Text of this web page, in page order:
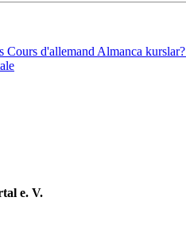
Cours d'allemand Almanca kurslar?
e. V.